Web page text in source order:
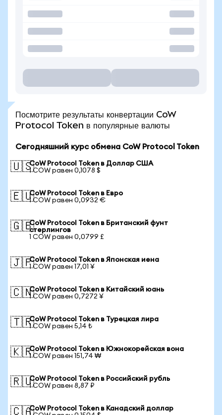
Посмотрите результаты конвертации CoW
Protocol Token в популярные валюты
Сегодняшний курс обмена CoW Protocol Token
🇺🇸CoW Protocol Token в Доллар США
1 COW равен 0,1078 $
🇪🇺CoW Protocol Token в Евро
1 COW равен 0,0932 €
🇬🇧CoW Protocol Token в Британский фунт
стерлингов
1 COW равен 0,0799 £
🇯🇵CoW Protocol Token в Японская иена
1 COW равен 17,01 ¥
🇨🇳CoW Protocol Token в Китайский юань
1 COW равен 0,7272 ¥
🇹🇷CoW Protocol Token в Турецкая лира
1 COW равен 5,14 ₺
🇰🇷CoW Protocol Token в Южнокорейская вона
1 COW равен 151,74 ₩
🇷🇺CoW Protocol Token в Российский рубль
1 COW равен 8,87 ₽
🇨🇦CoW Protocol Token в Канадский доллар